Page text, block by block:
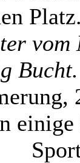
Platz.
vom
Bucht.